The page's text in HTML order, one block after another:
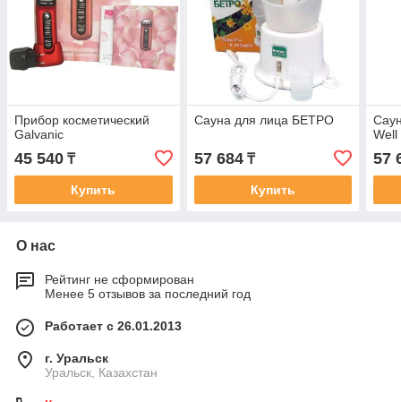
Прибор косметический
Galvanic
45 540 ₸
Купить
Сауна для лица БЕТРО
57 684₸
Купить
Well
57
О нас
Рейтинг не сформирован
Менее 5 отзывов за последний год
Работает с 26.01.2013
г. Уральск
Уральск, Казахстан